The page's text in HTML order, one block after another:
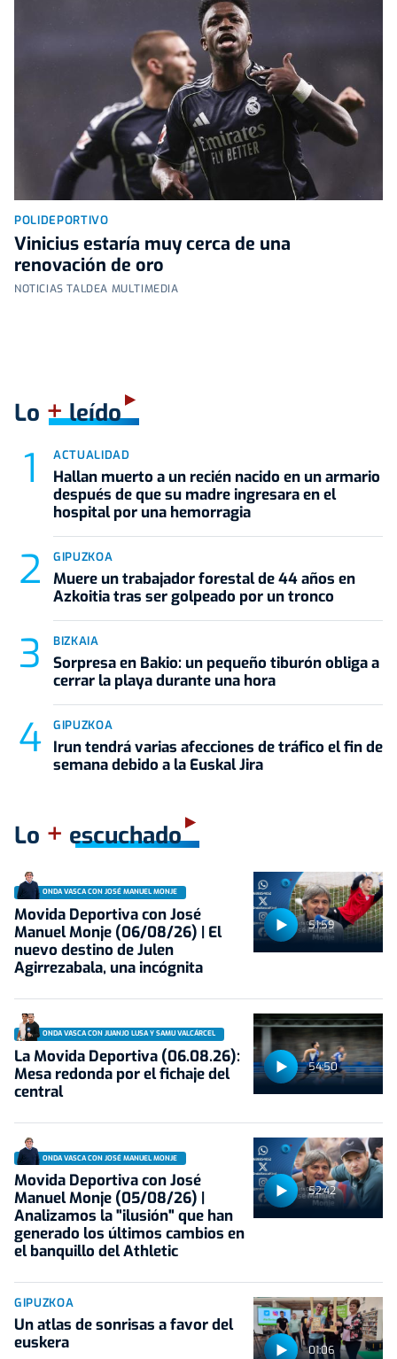
POLIDEPORTIVO
Vinicius estaría muy cerca de una
renovación de oro
NOTICIAS TALDEA MULTIMEDIA
Lo +leído
ACTUALIDAD
Hallan muerto a un recién nacido en un armario
después de que su madre ingresara en el
hospital por una hemorragia
GIPUZKOA
Muere un trabajador forestal de 44 años en
Azkoitia tras ser golpeado por un tronco
BIZKAIA
Sorpresa en Bakio: un pequeño tiburón obliga a
cerrar la playa durante una hora
GIPUZKOA
Irun tendrá varias afecciones de tráfico el fin de
semana debido a la Euskal Jira
Lo + escuchado
51:59
ONDA VASCA CON JOSÉ MANUEL MONJE
Movida Deportiva con José
Manuel Monje (06/08/26) | El
nuevo destino de Julen
Agirrezabala, una incógnita
54:50
ONDA VASCA CON JUANJO LUSA Y SAMU VALCÁRCEL
La Movida Deportiva (06.08.26):
Mesa redonda por el fichaje del
central
52:42
ONDA VASCA CON JOSÉ MANUEL MONJE
Movida Deportiva con José
Manuel Monje (05/08/26) |
Analizamos la "ilusión" que han
generado los últimos cambios en
el banquillo del Athletic
01:06
GIPUZKOA
Un atlas de sonrisas a favor del
euskera